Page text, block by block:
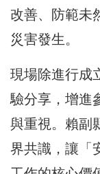
改善、防範未
災害發生。
現場除進行成
驗分享，增進
與重視。賴副
界共識，讓「